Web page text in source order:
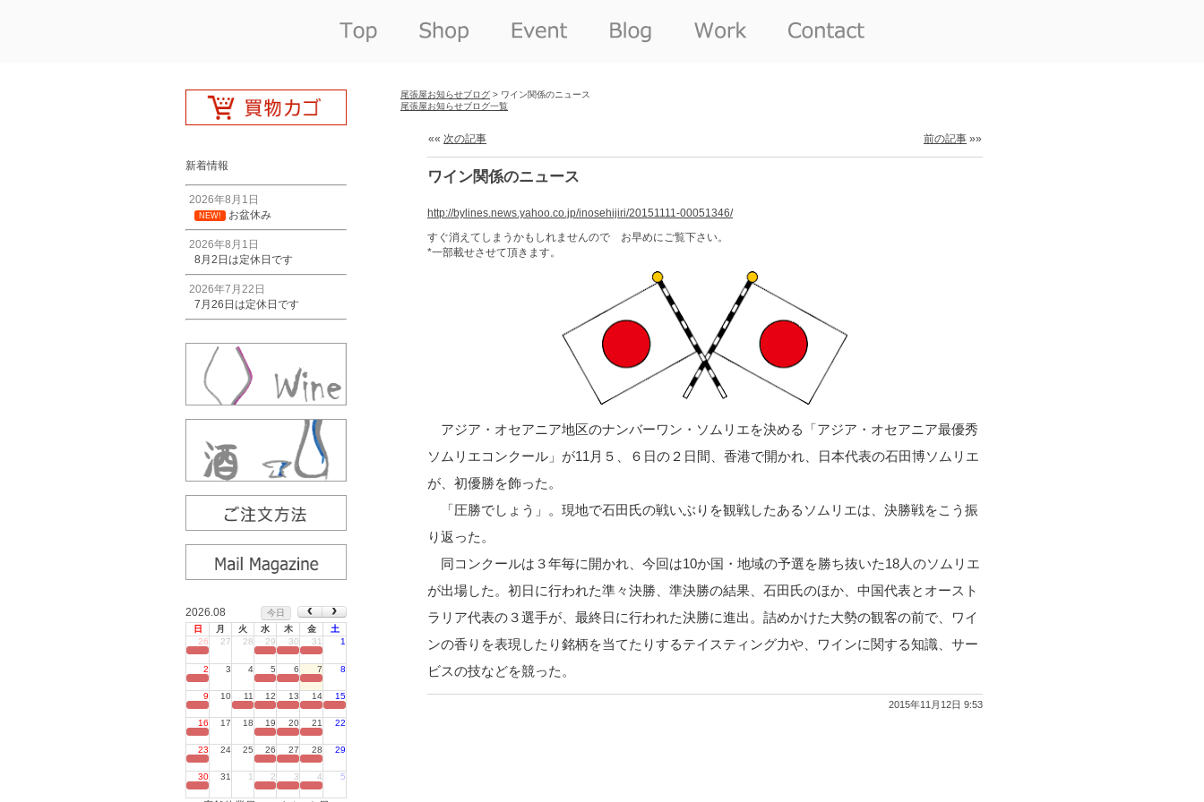
新着情報
2026年8月1日
NEW! お盆休み
2026年8月1日
8月2日は定休日です
2026年7月22日
7月26日は定休日です
2026.08
今日
日
月 火 水 木 金
土
26
27 28 29 30 31 1
2 3 4 5 6 7 8
9 10 11 12 13 14 15
16 17 18 19 20 21 22
23 24 25 26 27 28 29
30 31 1 2 3 4 5
尾張屋お知らせブログ > ワイン関係のニュース
尾張屋お知らせブログ一覧
«« 次の記事 前の記事 »»
ワイン関係のニュース
http://bylines.news.yahoo.co.jp/inosehijiri/20151111-00051346/
すぐ消えてしまうかもしれませんので お早めにご覧下さい。
*一部載せさせて頂きます。
アジア・オセアニア地区のナンバーワン・ソムリエを決める「アジア・オセアニア最優秀
ソムリエコンクール」が11月５、６日の２日間、香港で開かれ、日本代表の石田博ソムリエ
が、初優勝を飾った。
「圧勝でしょう」。現地で石田氏の戦いぶりを観戦したあるソムリエは、決勝戦をこう振
り返った。
同コンクールは３年毎に開かれ、今回は10か国・地域の予選を勝ち抜いた18人のソムリエ
が出場した。初日に行われた準々決勝、準決勝の結果、石田氏のほか、中国代表とオースト
ラリア代表の３選手が、最終日に行われた決勝に進出。詰めかけた大勢の観客の前で、ワイ
ンの香りを表現したり銘柄を当てたりするテイスティング力や、ワインに関する知識、サー
ビスの技などを競った。
2015年11月12日 9:53